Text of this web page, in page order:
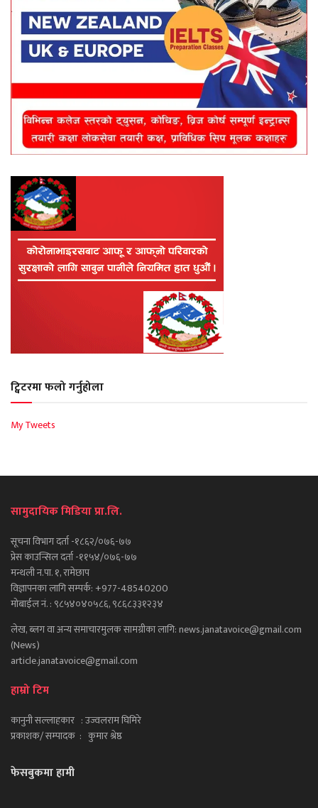
ट्विटरमा फलो गर्नुहोला
My Tweets
सामुदायिक मिडिया प्रा.लि.
सूचना विभाग दर्ता -१८६२/०७६-७७
प्रेस काउन्सिल दर्ता -११५४/०७६-७७
मन्थली न.पा. १, रामेछाप
विज्ञापनका लागि सम्पर्क: +977-48540200
मोबाईल नं. : ९८५४०४०५८६, ९८६८३३१२३४
लेख, ब्लग वा अन्य समाचारमुलक सामग्रीका लागि: news.janatavoice@gmail.com
(News)
article.janatavoice@gmail.com
हाम्रो टिम
कानुनी सल्लाहकार : उज्वलराम घिमिरे
प्रकाशक/ सम्पादक : कुमार श्रेष्ठ
फेसबुकमा हामी